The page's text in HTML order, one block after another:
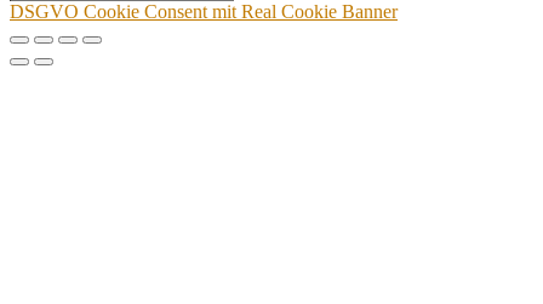
DSGVO Cookie Consent mit Real Cookie Banner